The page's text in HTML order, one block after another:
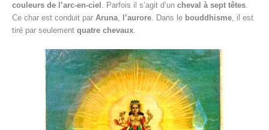
couleurs de l’arc-en-ciel . Parfois il s’agit d’un cheval à sept têtes.
Ce char est conduit par Aruna, l’aurore. Dans le bouddhisme, il est
tiré par seulement quatre chevaux.